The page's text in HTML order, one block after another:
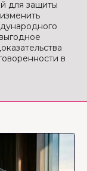
для защиты
в